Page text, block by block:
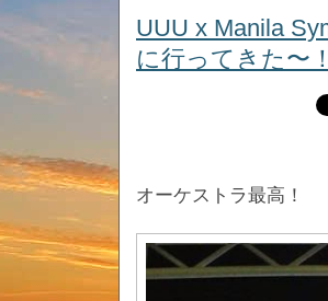
UUU x Manila
に行ってきた〜！
オーケストラ最高！